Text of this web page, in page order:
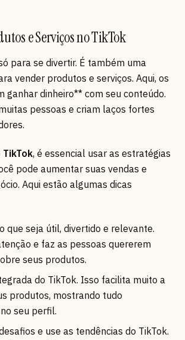
e Serviços no TikTok
para se divertir. É também uma
vender produtos e serviços. Aqui, os
ganhar dinheiro** com seu conteúdo.
pessoas e criam laços fortes
, é essencial usar as estratégias
pode aumentar suas vendas e
Aqui estão algumas dicas
que seja útil, divertido e relevante.
e faz as pessoas quererem
seus produtos.
do TikTok. Isso facilita muito a
produtos, mostrando tudo
seu perfil.
e use as tendências do TikTok.